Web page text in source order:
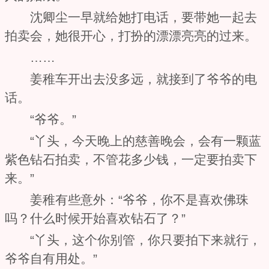
沈卿尘一早就给她打电话，要带她一起去
拍卖会，她很开心，打扮的漂漂亮亮的过来。
……
姜稚车开出去没多远，就接到了爷爷的电
话。
“爷爷。”
“丫头，今天晚上的慈善晚会，会有一颗蓝
紫色钻石拍卖，不管花多少钱，一定要拍卖下
来。”
姜稚有些意外：“爷爷，你不是喜欢佛珠
吗？什么时候开始喜欢钻石了？”
“丫头，这个你别管，你只要拍下来就行，
爷爷自有用处。”